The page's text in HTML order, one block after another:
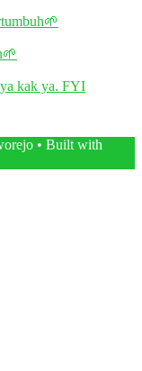
• Built with